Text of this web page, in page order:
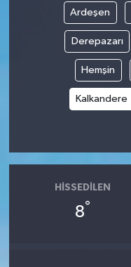
Ardeşen
Derepazarı
Hemşin
Kalkandere
HISSEDILEN
8°